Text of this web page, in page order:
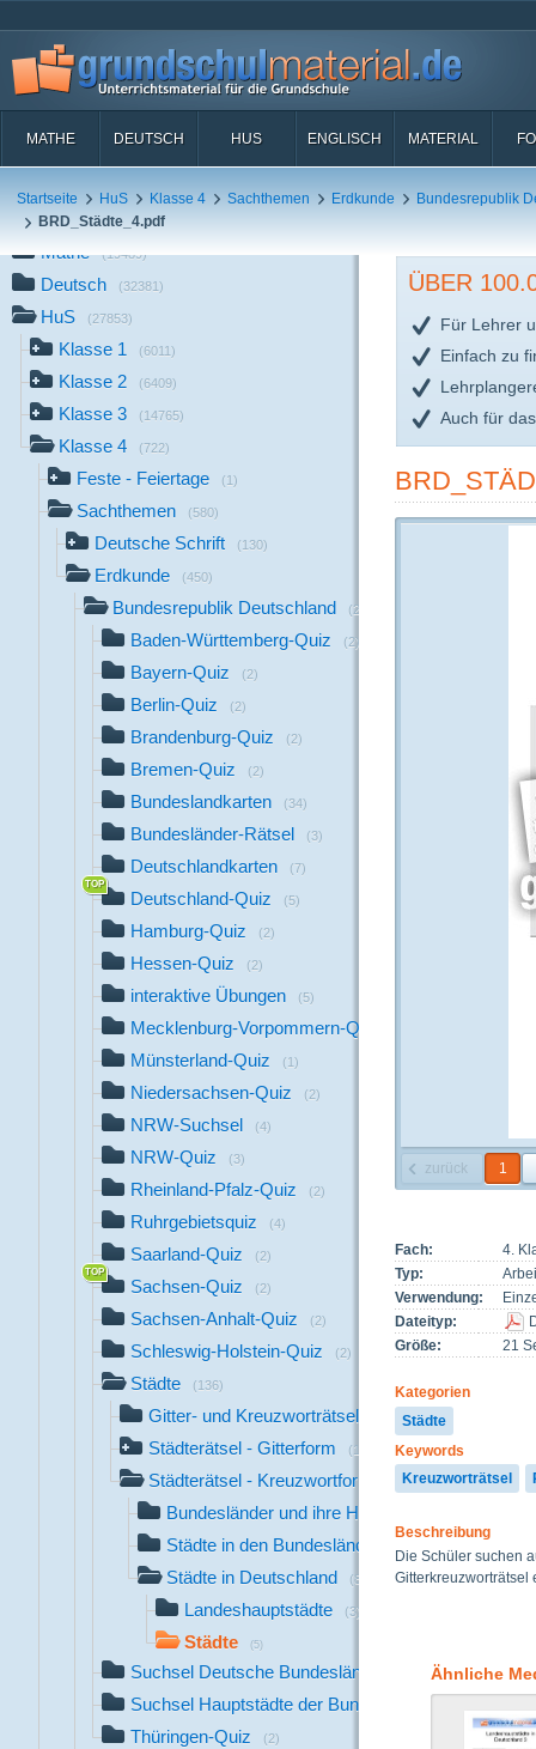
MATHE DEUTSCH HUS ENGLISCH MATERIAL
Startseite HuS Klasse 4 Sachthemen Erdkunde
Bundesrepublik
BRD_Städte_4.pdf
Mathe (19489)
Deutsch (32381)
HuS (27853)
Klasse 1 (6011)
Klasse 2 (6409)
Klasse 3 (14765)
Klasse 4 (722)
Feste - Feiertage (1)
Sachthemen (580)
Deutsche Schrift (130)
Erdkunde (450)
Bundesrepublik Deutschland (234)
Baden-Württemberg-Quiz (2)
Bayern-Quiz (2)
Berlin-Quiz (2)
Brandenburg-Quiz (2)
Bremen-Quiz (2)
Bundeslandkarten (34)
Bundesländer-Rätsel (3)
Deutschlandkarten (7)
Deutschland-Quiz (5)
Hamburg-Quiz (2)
Hessen-Quiz (2)
interaktive Übungen (5)
Mecklenburg-Vorpommern-Quiz
Münsterland-Quiz (1)
Niedersachsen-Quiz (2)
NRW-Suchsel (4)
NRW-Quiz (3)
Rheinland-Pfalz-Quiz (2)
Ruhrgebietsquiz (4)
Saarland-Quiz (2)
Sachsen-Quiz (2)
Sachsen-Anhalt-Quiz (2)
Schleswig-Holstein-Quiz (2)
Städte (136)
Gitter- und Kreuzworträtsel
Städterätsel - Gitterform (113)
Städterätsel - Kreuzwortform (22)
Bundesländer und ihre Hauptstädte
Städte in den Bundesländern
Städte in Deutschland (8)
Landeshauptstädte (3)
Städte (5)
Suchsel Deutsche Bundesländer
Suchsel Hauptstädte der Bundesländer
Thüringen-Quiz (2)
ÜBER
Für Lehrer
Einfach zu
Auch für
zurück 1
Fach:
4.
Typ:
Verwendung:
Dateityp:
Größe:
21
Kategorien
Städte
Keywords
Kreuzworträtsel
Beschreibung
Die Schüler suchen
Gitterkreuzworträtsel
Ähnliche